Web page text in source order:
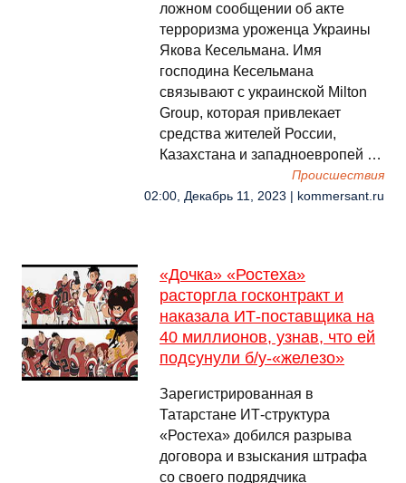
ложном сообщении об акте
терроризма уроженца Украины
Якова Кесельмана. Имя
господина Кесельмана
связывают с украинской Milton
Group, которая привлекает
средства жителей России,
Казахстана и западноевропей …
Происшествия
02:00, Декабрь 11, 2023 | kommersant.ru
«Дочка» «Ростеха»
расторгла госконтракт и
наказала ИТ-поставщика на
40 миллионов, узнав, что ей
подсунули б/у-«железо»
Зарегистрированная в
Татарстане ИТ-структура
«Ростеха» добился разрыва
договора и взыскания штрафа
со своего подрядчика